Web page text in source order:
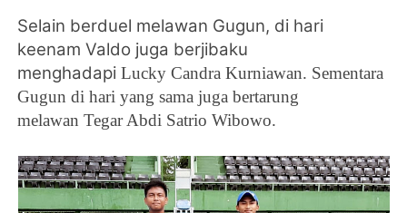
Selain berduel melawan Gugun, di hari
keenam Valdo juga berjibaku
menghadapiLucky Candra Kurniawan. Sementara
Gugun di hari yang sama juga bertarung
melawanTegar Abdi Satrio Wibowo.